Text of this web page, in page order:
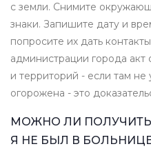
с земли. Снимите
знаки. Запишите дату и
попросите их дать
администрации города акт
и территорий - если там не
огорожена - это
МОЖНО ЛИ
Я НЕ БЫЛ В